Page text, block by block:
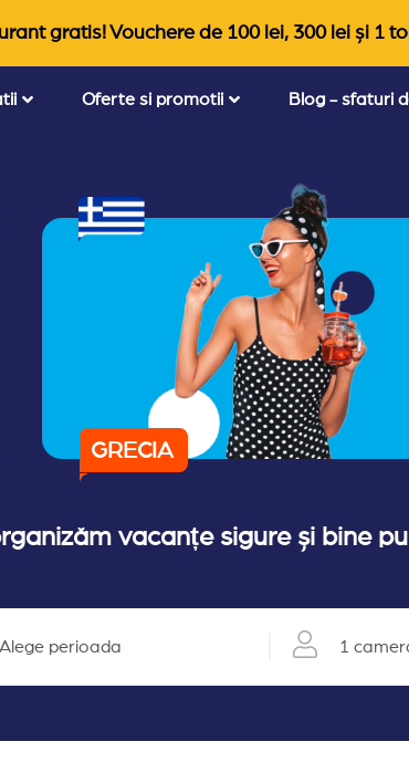
gratis! Vouchere de 100 lei, 300 lei și 1
Oferte si promotii Blog - sfaturi
GRECIA
vacanțe sigure și bine
Alege perioada 1